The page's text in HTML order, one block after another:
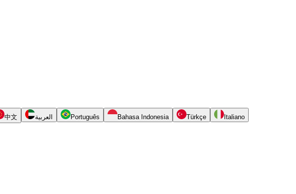
中文 العربية Português Bahasa Indonesia Türkçe Italiano